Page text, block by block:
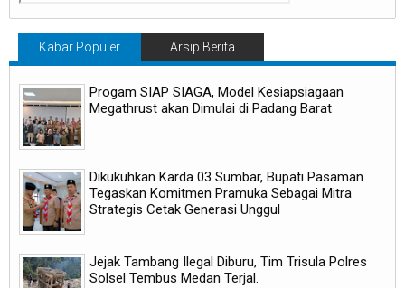
Kabar Populer Arsip Berita
Progam SIAP SIAGA, Model Kesiapsiagaan
Megathrust akan Dimulai di Padang Barat
Dikukuhkan Karda 03 Sumbar, Bupati Pasaman
Tegaskan Komitmen Pramuka Sebagai Mitra
Strategis Cetak Generasi Unggul
Jejak Tambang Ilegal Diburu, Tim Trisula Polres
Solsel Tembus Medan Terjal.